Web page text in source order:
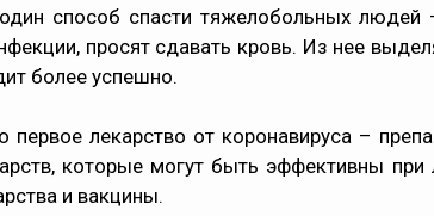
способ спасти тяжелобольных
просят сдавать кровь. Из нее
более успешно.
первое лекарство от коронавируса –
которые могут быть эффективны
и вакцины.